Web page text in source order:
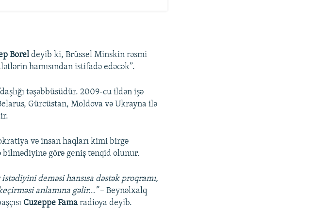
Boreldeyib ki, Brüssel Minskin rəsmi
hamısından istifadə edəcək”.
təşəbbüsüdür. 2009-cu ildən işə
Gürcüstan, Moldova və Ukrayna ilə
və insan haqları kimi birgə
bilmədiyinə görə geniş tənqid olunur.
deməsi hansısa dəstək proqramı,
anlamına gəlir…” – Beynəlxalq
Cuzeppe Fama radioya deyib.